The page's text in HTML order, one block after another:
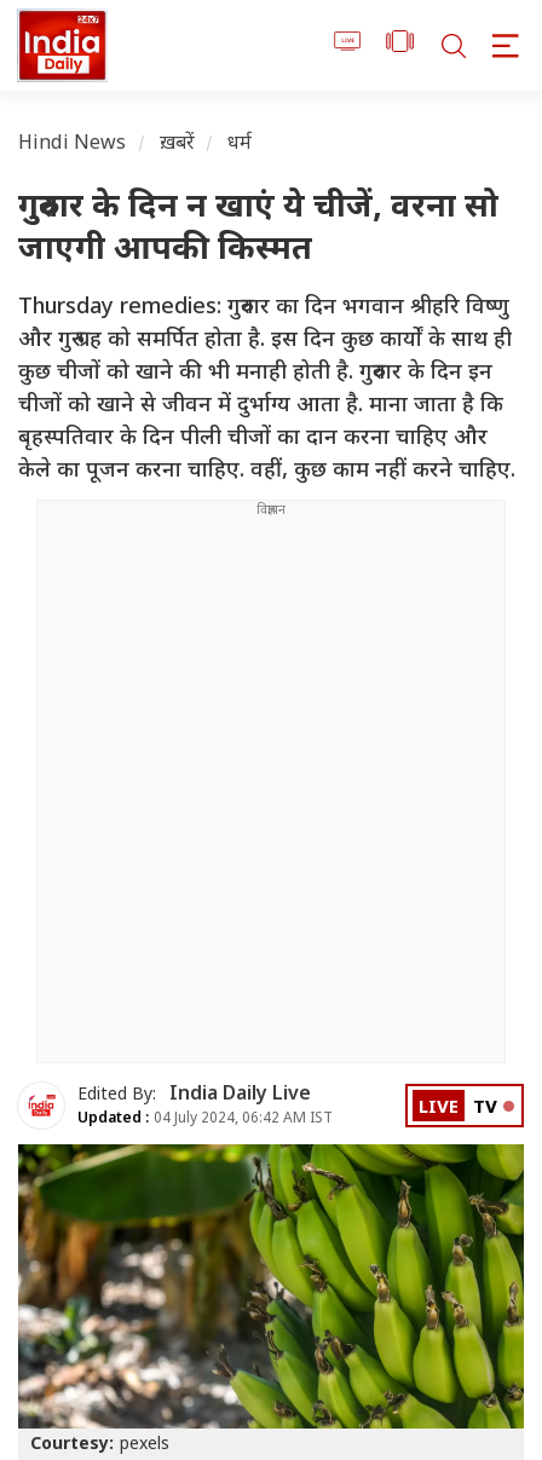
Hindi News ख़बरें धर्म
गुरुवार के दिन न खाएं ये चीजें, वरना सो
जाएगी आपकी किस्मत
Thursday remedies: गुरुवार का दिन भगवान श्रीहरि विष्णु
और गुरु ग्रह को समर्पित होता है. इस दिन कुछ कार्यों के साथ ही
कुछ चीजों को खाने की भी मनाही होती है. गुरुवार के दिन इन
चीजों को खाने से जीवन में दुर्भाग्य आता है. माना जाता है कि
बृहस्पतिवार के दिन पीली चीजों का दान करना चाहिए और
केले का पूजन करना चाहिए. वहीं, कुछ काम नहीं करने चाहिए.
Edited By: India Daily Live
Updated : 04 July 2024, 06:42 AM IST LIVE TV
Courtesy: pexels